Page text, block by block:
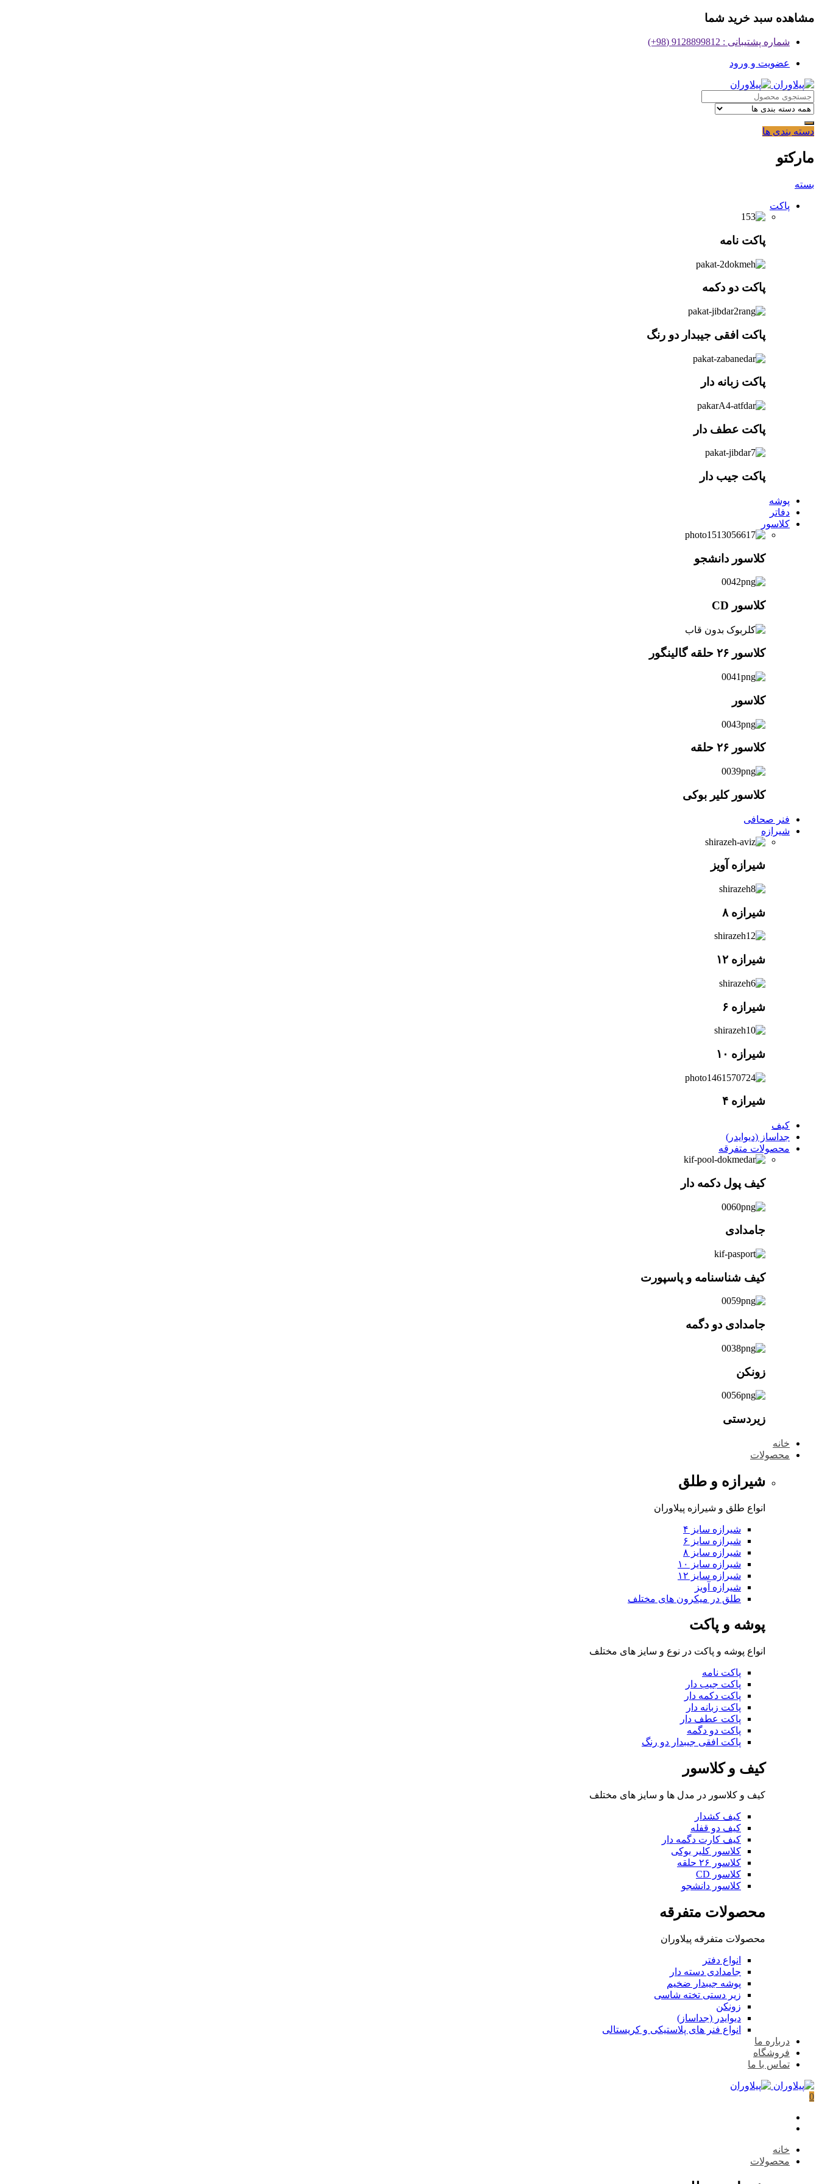
مشاهده سبد خرید شما
شماره پشتیبانی : 9128899812 (98+)
عضویت و ورود
دسته بندی ها
مارکتو
بسته
پاکت
پاکت نامه
پاکت دو دکمه
پاکت افقی جیبدار دو رنگ
پاکت زبانه دار
پاکت عطف دار
پاکت جیب دار
پوشه
دفاتر
کلاسور
کلاسور دانشجو
کلاسور CD
کلاسور ۲۶ حلقه گالینگور
کلاسور
کلاسور ۲۶ حلقه
کلاسور کلیر بوکی
فنر صحافی
شیرازه
شیرازه آویز
شیرازه ۸
شیرازه ۱۲
شیرازه ۶
شیرازه ۱۰
شیرازه ۴
کیف
جداساز (دیوایدر)
محصولات متفرقه
کیف پول دکمه دار
جامدادی
کیف شناسنامه و پاسپورت
جامدادی دو دگمه
زونکن
زیردستی
خانه
محصولات
شیرازه و طلق
انواع طلق و شیرازه پیلاوران
شیرازه سایز ۴
شیرازه سایز ۶
شیرازه سایز ۸
شیرازه سایز ۱۰
شیرازه سایز ۱۲
شیرازه آویز
طلق در میکرون های مختلف
پوشه و پاکت
انواع پوشه و پاکت در نوع و سایز های مختلف
پاکت نامه
پاکت جیب دار
پاکت دکمه دار
پاکت زبانه دار
پاکت عطف دار
پاکت دو دگمه
پاکت افقی جیبدار دو رنگ
کیف و کلاسور
کیف و کلاسور در مدل ها و سایز های مختلف
کیف کشدار
کیف دو قفله
کیف کارت دگمه دار
کلاسور کلیر بوکی
کلاسور ۲۶ حلقه
کلاسور CD
کلاسور دانشجو
محصولات متفرقه
محصولات متفرقه پیلاوران
انواع دفتر
جامدادی دسته دار
پوشه جیبدار ضخیم
زیر دستی تخته شاسی
زونکن
دیوایدر (جداساز)
انواع فنر های پلاستیکی و کریستالی
درباره ما
فروشگاه
تماس با ما
0
خانه
محصولات